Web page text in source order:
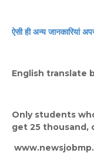
ऐसी ही अन्य जानकारियां
English translate
Only students
get 25 thousand,